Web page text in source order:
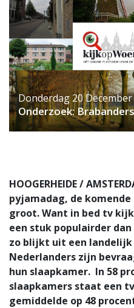
Donderdag 20
Onderzoek:
HOOGERHEIDE /
pyjamadag, de
groot. Want in bed tv
een stuk populairder
zo blijkt uit een landelijk
Nederlanders zijn
hun slaapkamer. In 58
slaapkamers staat een
gemiddelde op 48